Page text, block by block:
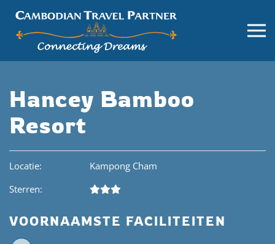
Hancey Bamboo
Resort
Locatie:
Kampong Cham
Sterren:
VOORNAAMSTE FACILITEITEN